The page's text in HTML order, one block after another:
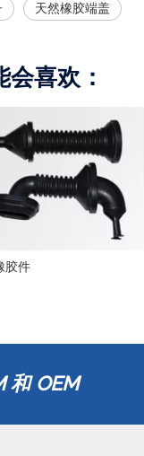
天然橡胶端盖
会喜欢：
胶件
和 OEM